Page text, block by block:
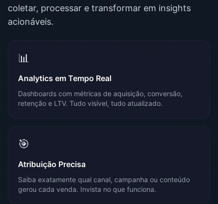
coletar, processar e transformar em insights
acionáveis.
📊
Analytics em Tempo Real
Dashboards com métricas de aquisição, conversão,
retenção e LTV. Tudo visível, tudo atualizado.
🎯
Atribuição Precisa
Saiba exatamente qual canal, campanha ou conteúdo
gerou cada venda. Invista no que funciona.